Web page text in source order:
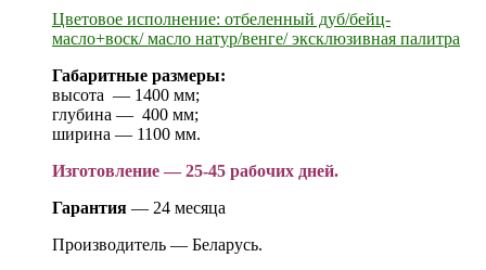
Цветовое исполнение: отбеленный дуб/бейц-
масло+воск/ масло натур/венге/ эксклюзивная палитра
Габаритные размеры:
высота — 1400 мм;
глубина — 400 мм;
ширина — 1100 мм.
Изготовление — 25-45 рабочих дней.
Гарантия — 24 месяца
Производитель — Беларусь.